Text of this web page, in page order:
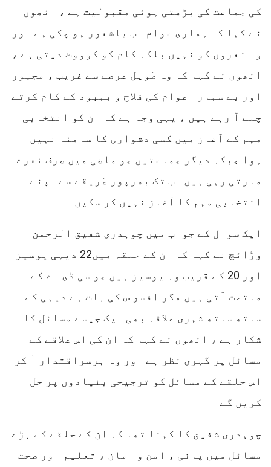
کی جماعت کی بڑھتی ہوئی مقبولیت ہے ، انھوں
نے کہا کہ ہماری عوام اب باشعور ہو چکی ہے اور
وہ نعروں کو نہیں بلکہ کام کو کوووٹ دیتی ہے ،
انھوں نے کہا کہ وہ طویل عرصے سے غریب ، مجبور
اور بے سہارا عوام کی فلاح و بہبود کے کام کرتے
چلے آ رہے ہیں ، یہی وجہ ہے کہ ان کو انتخابی
مہم کے آغاز میں کسی دشواری کا سامنا نہیں
ہوا جبکہ دیگر جماعتیں جو ماضی میں صرف نعرے
مارتی رہی ہیں اب تک بھرپور طریقے سے اپنے
انتخابی مہم کا آغاز نہیں کر سکیں
ایک سوال کے جواب میں چوہدری شفیق الرحمن
وڑائچ نے کہا کہ ان کے حلقہ میں22 دیہی یوسیز
اور 20 کے قریب وہ یوسیز ہیں جو سی ڈی اے کے
ماتحت آتی ہیں مگر افسو س کی بات ہے دیہی کے
ساتھ ساتھ شہری علاقہ بھی ایک جیسے مسائل کا
شکار ہے ، انھوں نے کہا کہ ان کی اس علاقے کے
مسائل پر گہری نظر ہے اور وہ برسراقتدار آ کر
اس حلقے کے مسائل کو ترجیحی بنیادوں پر حل
کریں گے
چوہدری شفیق کا کہنا تھا کہ ان کے حلقے کے بڑے
مسائل میں پانی ، امن و امان ، تعلیم اور صحت